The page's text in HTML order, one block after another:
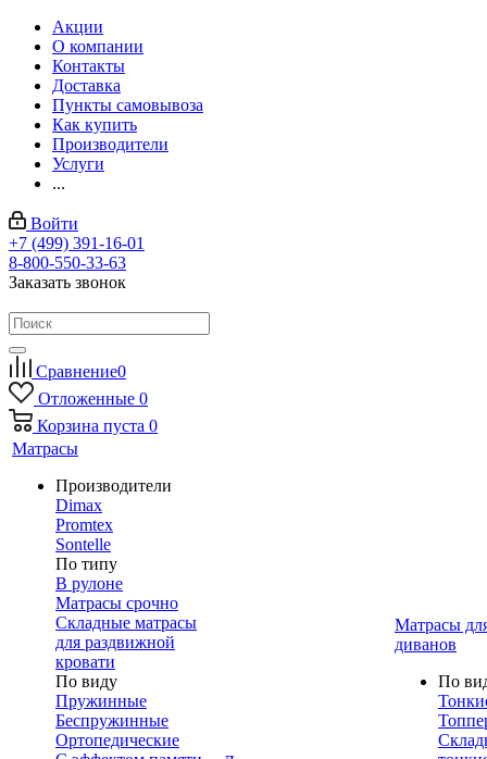
Акции
О компании
Контакты
Доставка
Пункты самовывоза
Как купить
Производители
Услуги
...
Войти
+7 (499) 391-16-01
8-800-550-33-63
Заказать звонок
Сравнение0
Отложенные 0
Корзина пуста 0
Матрасы
Производители
Dimax
Promtex
Sontelle
По типу
В рулоне
Матрасы срочно
Складные матрасы
для раздвижной
кровати
По виду
Пружинные
Беспружинные
Ортопедические
Матрасы
диванов
По